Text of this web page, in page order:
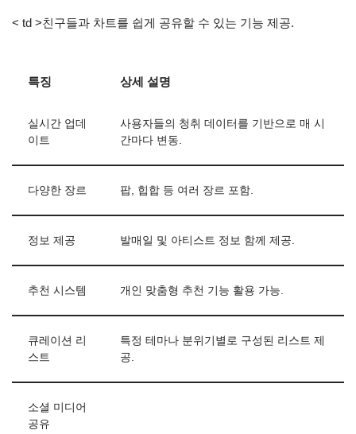
< td >친구들과 차트를 쉽게 공유할 수 있는 기능 제공.
특징 상세 설명
실시간 업데
이트
사용자들의 청취 데이터를 기반으로 매 시
간마다 변동.
다양한 장르 팝, 힙합 등 여러 장르 포함.
정보 제공 발매일 및 아티스트 정보 함께 제공.
추천 시스템 개인 맞춤형 추천 기능 활용 가능.
큐레이션 리
스트
특정 테마나 분위기별로 구성된 리스트 제
공.
소셜 미디어
공유